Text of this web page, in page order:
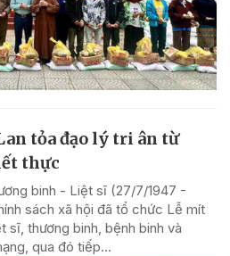
tỏa đạo lý tri ân từ
thực
binh - Liệt sĩ (27/7/1947 -
sách xã hội đã tổ chức Lễ mít
sĩ, thương binh, bệnh binh và
qua đó tiếp...